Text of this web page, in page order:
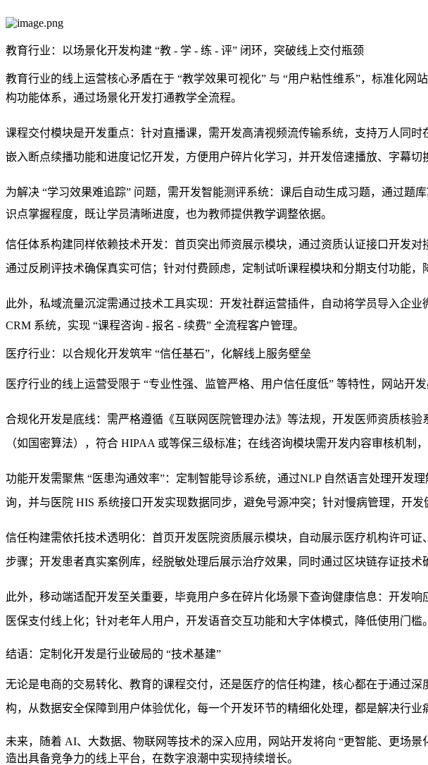
教育行业：以场景化开发构建 “教 - 学 - 练 - 评” 闭环，突破线上交付瓶颈
教育行业的线上运营核心矛盾在于 “教学效果可视化” 与 “用户粘性维系”，标准化
构功能体系，通过场景化开发打通教学全流程。
课程交付模块是开发重点：针对直播课，需开发高清视频流传输系统，支持万人同时
嵌入 断点续播功能和进度记忆开发，方便用户碎片化学习，并开发倍速播放、字幕切
为解决 “学习效果难追踪” 问题，需开发智能测评系统：课后自动生成习题，通过题
识点掌握程度，既让学员清晰进度，也为教师提供教学调整依据。
信任体系构建同样依赖技术开发：首页突出师资展示模块，通过资质认证接口开发对
通过反刷评技术确保真实可信；针对付费顾虑，定制 试听课程模块和分期支付功能，
此外， 私域流量沉淀需通过技术工具实现：开发社群运营插件，自动将学员导入企业
CRM 系统，实现 “课程咨询 - 报名 - 续费” 全流程客户管理。
医疗行业：以合规化开发筑牢 “信任基石”，化解线上服务壁垒
医疗行业的线上运营受限于 “专业性强、监管严格、用户信任度低” 等特性，网站开
合规化开发是底线：需严格遵循《互联网医院管理办法》等法规，开发 医师资质核验
（如国密算法），符合 HIPAA 或等保三级标准；在线咨询模块需开发内容审核机制
功能开发需聚焦 “医患沟通效率”：定制 智能导诊系统，通过NLP 自然语言处理开发理
询，并与医院 HIS 系统接口开发实现数据同步，避免号源冲突；针对慢病管理，开发
信任构建需依托技术透明化：首页开发 医院资质展示模块，自动展示医疗机构许可证
步骤；开发患者真实案例库，经脱敏处理后展示治疗效果，同时通过 区块链存证技术
此外， 移动端适配开发至关重要，毕竟用户多在碎片化场景下查询健康信息：开发
医保支付线上化；针对老年人用户，开发语音交互功能和大字体模式，降低使用门槛。
结语：定制化开发是行业破局的 “技术基建”
无论是电商的交易转化、教育的课程交付，还是医疗的信任构建，核心都在于通过深
构，从数据安全保障到 用户体验优化，每一个开发环节的精细化处理，都是解决行业
未来，随着 AI、大数据、物联网等技术的深入应用，网站开发将向 “更智能、更场
造出具备竞争力的线上平台，在数字浪潮中实现持续增长。